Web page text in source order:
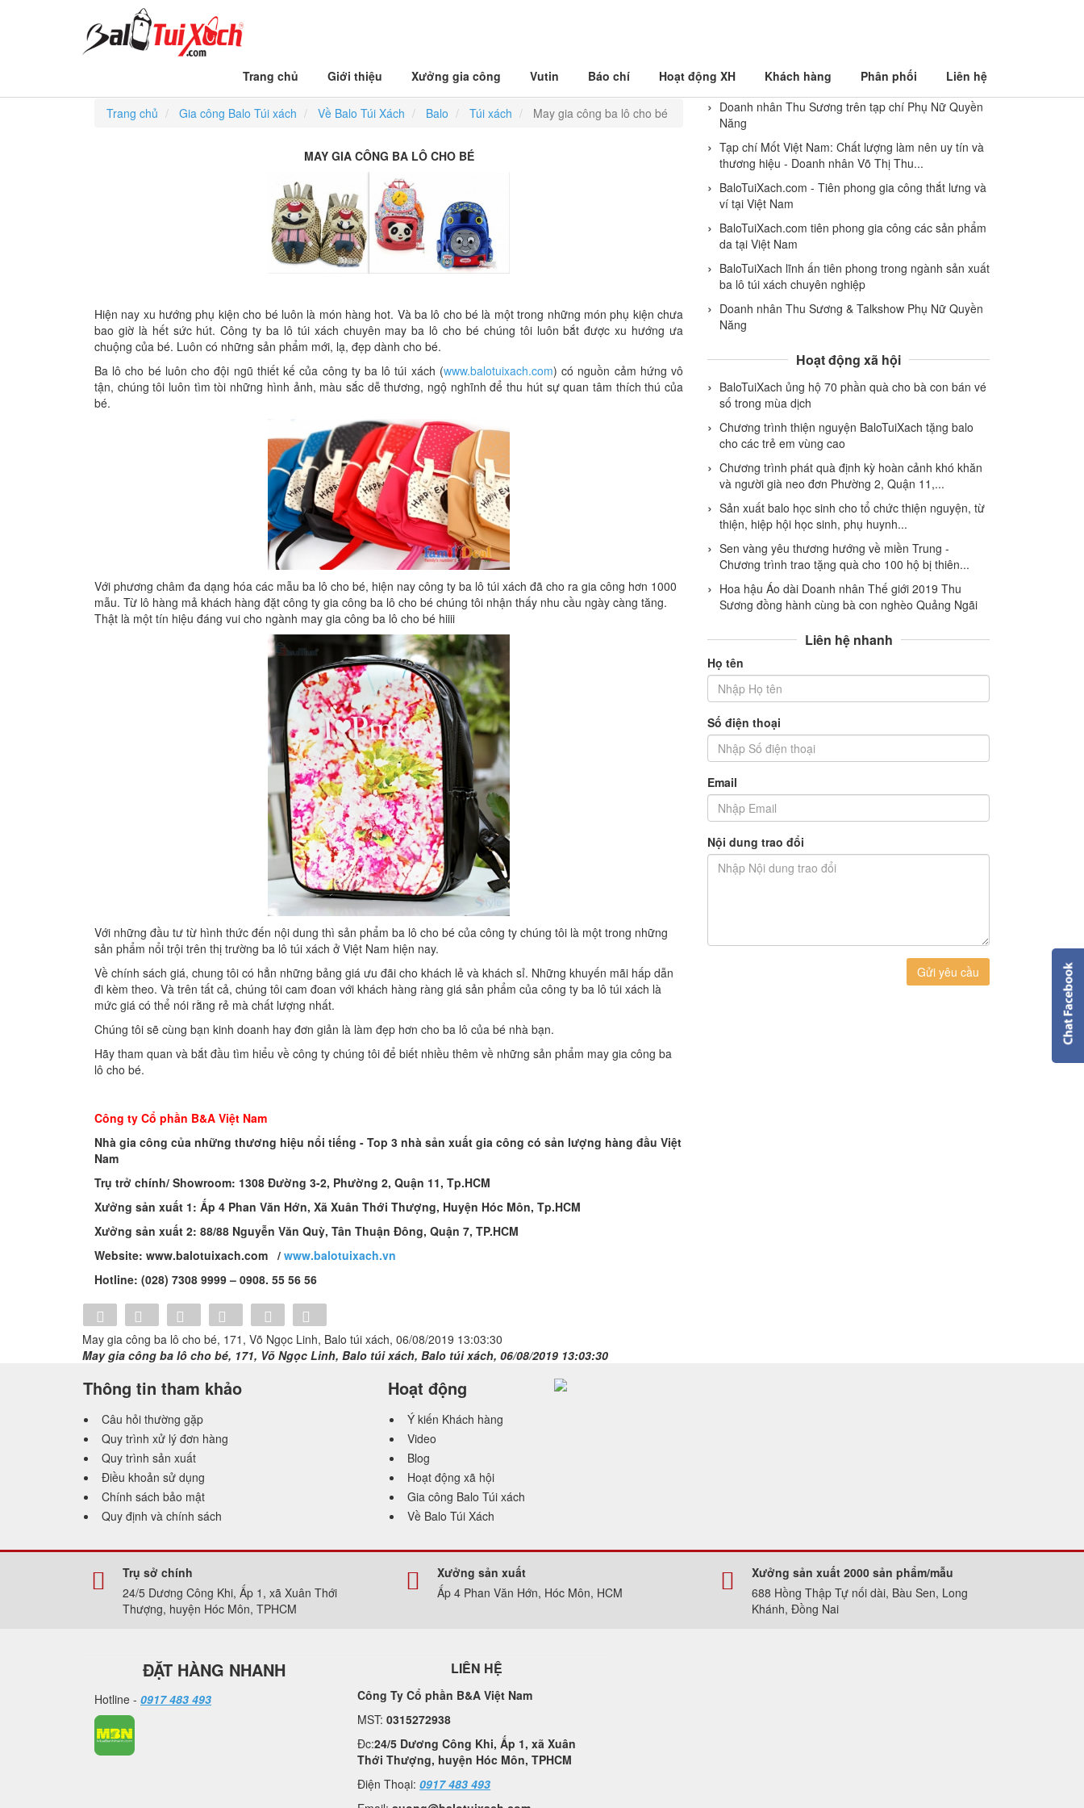
Trang chủ Giới thiệu Xưởng gia công Vutin Báo chí Hoạt động XH Khách hàng Phân phối Liên hệ
MAY GIA CÔNG BA LÔ CHO BÉ
Trang chủ Gia công Balo Túi xách Về Balo Túi Xách Balo Túi xách May gia công ba lô cho bé
MAY GIA CÔNG BA LÔ CHO BÉ
Hiện nay xu hướng phụ kiện cho bé luôn là món hàng hot. Và ba lô cho bé là một trong những món phụ kiện chưa
bao giờ là hết sức hút. Công ty ba lô túi xách chuyên may ba lô cho bé chúng tôi luôn bắt được xu hướng ưa
chuộng của bé. Luôn có những sản phẩm mới, lạ, đẹp dành cho bé.
Ba lô cho bé luôn cho đội ngũ thiết kế của công ty ba lô túi xách (www.balotuixach.com) có nguồn cảm hứng vô
tận, chúng tôi luôn tìm tòi những hình ảnh, màu sắc dễ thương, ngộ nghĩnh để thu hút sự quan tâm thích thú của
bé.
Với phương châm đa dạng hóa các mẫu ba lô cho bé, hiện nay công ty ba lô túi xách đã cho ra gia công hơn 1000
mẫu. Từ lô hàng mả khách hàng đặt công ty gia công ba lô cho bé chúng tôi nhận thấy nhu cầu ngày càng tăng.
Thật là một tín hiệu đáng vui cho ngành may gia công ba lô cho bé hiiii
Với những đầu tư từ hình thức đến nội dung thì sản phẩm ba lô cho bé của công ty chúng tôi là một trong những
sản phẩm nổi trội trên thị trường ba lô túi xách ở Việt Nam hiện nay.
Về chính sách giá, chung tôi có hẳn những bảng giá ưu đãi cho khách lẻ và khách sỉ. Những khuyến mãi hấp dẫn
đi kèm theo. Và trên tất cả, chúng tôi cam đoan với khách hàng ràng giá sản phẩm của công ty ba lô túi xách là
mức giá có thể nói rằng rẻ mà chất lượng nhất.
Chúng tôi sẽ cùng bạn kinh doanh hay đơn giản là làm đẹp hơn cho ba lô của bé nhà bạn.
Hãy tham quan và bắt đầu tìm hiểu về công ty chúng tôi để biết nhiều thêm về những sản phẩm may gia công ba
lô cho bé.
Công ty Cổ phần B&A Việt Nam
Nhà gia công của những thương hiệu nổi tiếng - Top 3 nhà sản xuất gia công có sản lượng hàng đầu Việt
Nam
Trụ trở chính/ Showroom: 1308 Đường 3-2, Phường 2, Quận 11, Tp.HCM
Xưởng sản xuất 1: Ấp 4 Phan Văn Hớn, Xã Xuân Thới Thượng, Huyện Hóc Môn, Tp.HCM
Xưởng sản xuất 2: 88/88 Nguyễn Văn Quỳ, Tân Thuận Đông, Quận 7, TP.HCM
Website: www.balotuixach.com / www.balotuixach.vn
Hotline: (028) 7308 9999 – 0908. 55 56 56
Góc báo chí
Doanh nhân Thu Sương trên tạp chí Phụ Nữ Quyền
Năng
Tạp chí Mốt Việt Nam: Chất lượng làm nên uy tín và
thương hiệu - Doanh nhân Võ Thị Thu...
BaloTuiXach.com - Tiên phong gia công thắt lưng và
ví tại Việt Nam
BaloTuiXach.com tiên phong gia công các sản phẩm
da tại Việt Nam
BaloTuiXach lĩnh ấn tiên phong trong ngành sản xuất
ba lô túi xách chuyên nghiệp
Doanh nhân Thu Sương & Talkshow Phụ Nữ Quyền
Năng
Hoạt động xã hội
BaloTuiXach ủng hộ 70 phần quà cho bà con bán vé
số trong mùa dịch
Chương trình thiện nguyện BaloTuiXach tặng balo
cho các trẻ em vùng cao
Chương trình phát quà định kỳ hoàn cảnh khó khăn
và người già neo đơn Phường 2, Quận 11,...
Sản xuất balo học sinh cho tổ chức thiện nguyện, từ
thiện, hiệp hội học sinh, phụ huynh...
Sen vàng yêu thương hướng về miền Trung -
Chương trình trao tặng quà cho 100 hộ bị thiên...
Hoa hậu Áo dài Doanh nhân Thế giới 2019 Thu
Sương đồng hành cùng bà con nghèo Quảng Ngãi
Liên hệ nhanh
Họ tên
Số điện thoại
Email
Nội dung trao đổi
Gửi yêu cầu
Share Share Tweet Share
0
May gia công ba lô cho bé, 171, Võ Ngọc Linh, Balo túi xách, 06/08/2019 13:03:30
May gia công ba lô cho bé, 171, Võ Ngọc Linh, Balo túi xách, Balo túi xách, 06/08/2019 13:03:30
Thông tin tham khảo
Câu hỏi thường gặp
Quy trình xử lý đơn hàng
Quy trình sản xuất
Điều khoản sử dụng
Chính sách bảo mật
Quy định và chính sách
Hoạt động
Ý kiến Khách hàng
Video
Blog
Hoạt động xã hội
Gia công Balo Túi xách
Về Balo Túi Xách
Trụ sở chính
24/5 Dương Công Khi, Ấp 1, xã Xuân Thới
Thượng, huyện Hóc Môn, TPHCM
Xưởng sản xuất
Ấp 4 Phan Văn Hớn, Hóc Môn, HCM
Xưởng sản xuất 2000 sản phẩm/mẫu
688 Hồng Thập Tự nối dài, Bàu Sen, Long
Khánh, Đồng Nai
ĐẶT HÀNG NHANH
Hotline - 0917 483 493
LIÊN HỆ
Công Ty Cổ phần B&A Việt Nam
MST:0315272938
Đc:24/5 Dương Công Khi, Ấp 1, xã Xuân
Thới Thượng, huyện Hóc Môn, TPHCM
Điện Thoại:0917 483 493